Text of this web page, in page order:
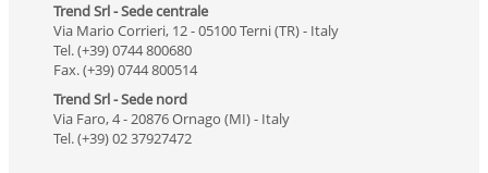
Trend Srl - Sede centrale
Via Mario Corrieri, 12 - 05100 Terni (TR) - Italy
Tel. (+39) 0744 800680
Fax. (+39) 0744 800514
Trend Srl - Sede nord
Via Faro, 4 - 20876 Ornago (MI) - Italy
Tel. (+39) 02 37927472